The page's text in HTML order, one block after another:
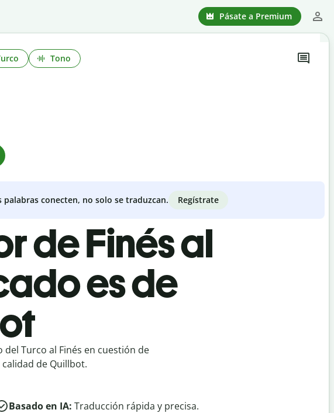
Pásate a Premium
Tono
conecten, no solo se traduzcan. Regístrate
de Finés al
es de
Turco al Finés en cuestión de
de Quillbot.
Basado en IA: Traducción rápida y precisa.